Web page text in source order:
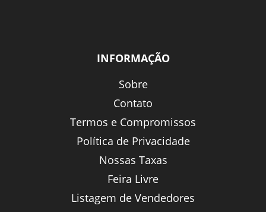
INFORMAÇÃO
Sobre
Contato
Termos e Compromissos
Política de Privacidade
Nossas Taxas
Feira Livre
Listagem de Vendedores